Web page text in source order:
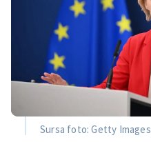
Sursa foto: Getty Images